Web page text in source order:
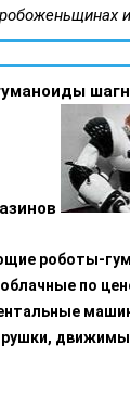
робоженьщинах
роботы-
по